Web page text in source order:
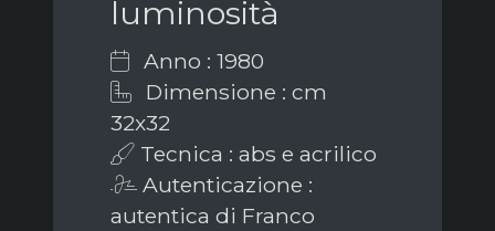
luminosità
Anno : 1980
Dimensione : cm
32x32
Tecnica : abs e acrilico
Autenticazione :
autentica di Franco